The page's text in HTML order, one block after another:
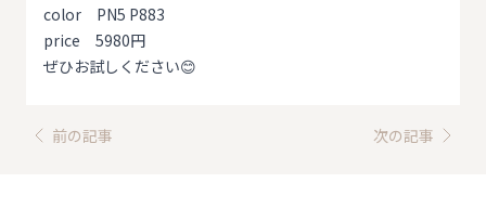
color PN5 P883
price 5980円
ぜひお試しください😊
前の記事 次の記事